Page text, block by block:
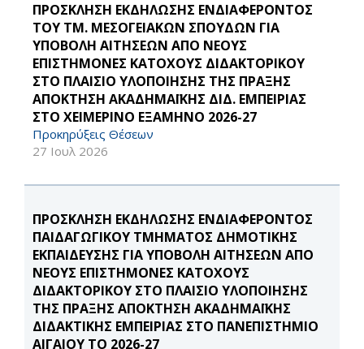
ΠΡΟΣΚΛΗΣΗ ΕΚΔΗΛΩΣΗΣ ΕΝΔΙΑΦΕΡΟΝΤΟΣ
ΤΟΥ ΤΜ. ΜΕΣΟΓΕΙΑΚΩΝ ΣΠΟΥΔΩΝ ΓΙΑ
ΥΠΟΒΟΛΗ ΑΙΤΗΣΕΩΝ ΑΠΟ ΝΕΟΥΣ
ΕΠΙΣΤΗΜΟΝΕΣ ΚΑΤΟΧΟΥΣ ΔΙΔΑΚΤΟΡΙΚΟΥ
ΣΤΟ ΠΛΑΙΣΙΟ ΥΛΟΠΟΙΗΣΗΣ ΤΗΣ ΠΡΑΞΗΣ
ΑΠΟΚΤΗΣΗ ΑΚΑΔΗΜΑΪΚΗΣ ΔΙΔ. ΕΜΠΕΙΡΙΑΣ
ΣΤΟ ΧΕΙΜΕΡΙΝΟ ΕΞΑΜΗΝΟ 2026-27
Προκηρύξεις Θέσεων
27 Ιουλ 2026
ΠΡΟΣΚΛΗΣΗ ΕΚΔΗΛΩΣΗΣ ΕΝΔΙΑΦΕΡΟΝΤΟΣ
ΠΑΙΔΑΓΩΓΙΚΟΥ ΤΜΗΜΑΤΟΣ ΔΗΜΟΤΙΚΗΣ
ΕΚΠΑΙΔΕΥΣΗΣ ΓΙΑ ΥΠΟΒΟΛΗ ΑΙΤΗΣΕΩΝ ΑΠΟ
ΝΕΟΥΣ ΕΠΙΣΤΗΜΟΝΕΣ ΚΑΤΟΧΟΥΣ
ΔΙΔΑΚΤΟΡΙΚΟΥ ΣΤΟ ΠΛΑΙΣΙΟ ΥΛΟΠΟΙΗΣΗΣ
ΤΗΣ ΠΡΑΞΗΣ ΑΠΟΚΤΗΣΗ ΑΚΑΔΗΜΑΪΚΗΣ
ΔΙΔΑΚΤΙΚΗΣ ΕΜΠΕΙΡΙΑΣ ΣΤΟ ΠΑΝΕΠΙΣΤΗΜΙΟ
ΑΙΓΑΙΟΥ ΤΟ 2026-27